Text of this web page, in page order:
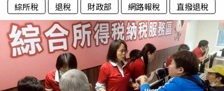
綜所稅 退稅 財政部 網路報稅 直撥退稅